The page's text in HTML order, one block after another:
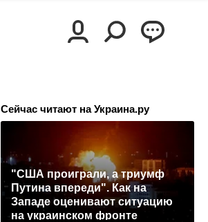
Сейчас читают на Украина.ру
"США проиграли, а триумф
Путина впереди". Как на
Западе оценивают ситуацию
на украинском фронте